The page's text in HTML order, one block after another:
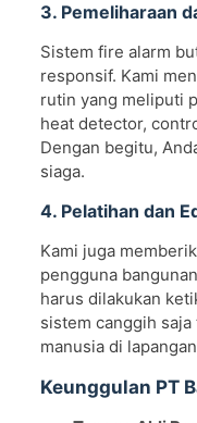
3. Pemeliharaan
Sistem fire alarm
responsif. Kami
rutin yang meliputi
heat detector,
Dengan begitu,
siaga.
4. Pelatihan dan
Kami juga
pengguna
harus dilakukan
sistem canggih
manusia di
Keunggulan PT